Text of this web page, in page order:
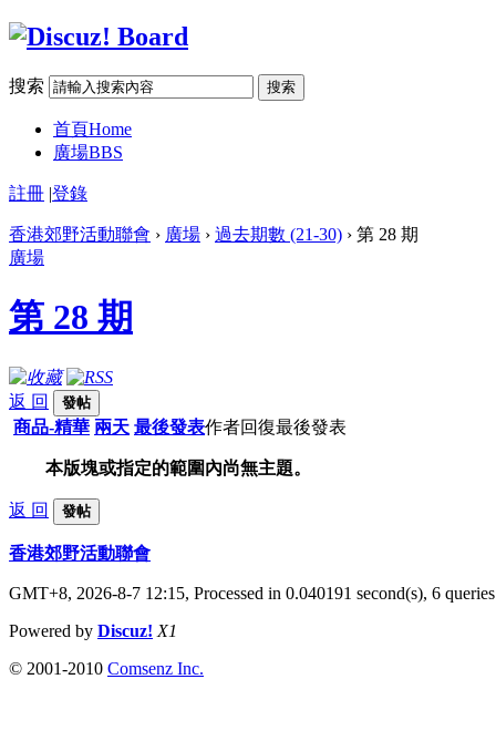
搜索 搜索
首頁Home
廣場BBS
註冊 |登錄
香港郊野活動聯會 › 廣場 › 過去期數 (21-30) › 第 28 期
廣場
第 28 期
返 回 發帖
商品-精華 兩天 最後發表作者回復最後發表
本版塊或指定的範圍內尚無主題。
返 回 發帖
香港郊野活動聯會
GMT+8, 2026-8-7 12:15, Processed in 0.040191 second(s), 6 queries
Powered by Discuz! X1
© 2001-2010 Comsenz Inc.